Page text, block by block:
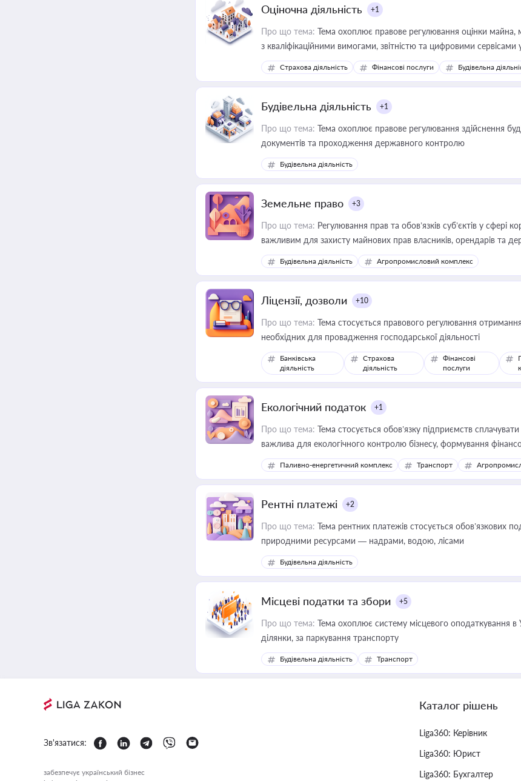
Оціночна діяльність +1
Про що тема: Тема охоплює правове регулювання оцінки майна,
з кваліфікаційними вимогами, звітністю та цифровими сервісами
медійних змін у цій сфері корисне для власника бізнесу,
приватизації, оренди державного майна, корпоративних угод і
Страхова діяльність Фінансові послуги Будівельна
Будівельна діяльність +1
Про що тема: Тема охоплює правове регулювання здійснення
документів та проходження державного контролю
Будівельна діяльність
Земельне право +3
Про що тема: Регулювання прав та обов’язків суб’єктів у
важливим для захисту майнових прав власників, орендарів та
ресурсами
Будівельна діяльність Агропромисловий комплекс
Ліцензії, дозволи +10
Про що тема: Тема стосується правового регулювання
необхідних для провадження господарської діяльності
Банківська
діяльність
Страхова
діяльність
Фінансові
послуги
Екологічний податок +1
Про що тема: Тема стосується обов’язку підприємств
важлива для екологічного контролю бізнесу, формування
законодавства
Паливно-енергетичний комплекс Транспорт
Рентні платежі +2
Про що тема: Тема рентних платежів стосується обов’язкових
природними ресурсами — надрами, водою, лісами
Будівельна діяльність
Місцеві податки та збори +5
Про що тема: Тема охоплює систему місцевого оподаткування в
ділянки, за паркування транспорту
Будівельна діяльність Транспорт
Зв'язатися:
забезпечує український бізнес
Каталог рішень
Liga360: Керівник
Liga360: Юрист
Liga360: Бухгалтер